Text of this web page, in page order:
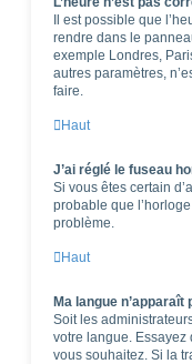
Il est possible que
rendre dans le
exemple Londres,
autres paramètres,
faire.
Haut
J’ai réglé le fuseau
Si vous êtes certain
probable que
problème.
Haut
Ma langue n’apparaît
Soit les
votre langue. Essayez
vous souhaitez. Si la